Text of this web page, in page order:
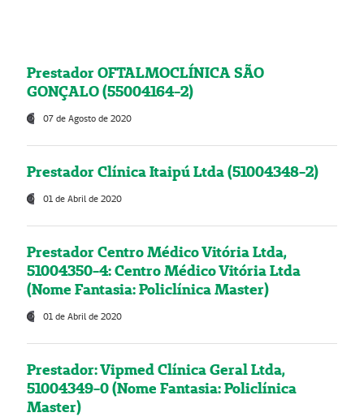
Prestador OFTALMOCLÍNICA SÃO
GONÇALO (55004164-2)
07 de Agosto de 2020
Prestador Clínica Itaipú Ltda (51004348-2)
01 de Abril de 2020
Prestador Centro Médico Vitória Ltda,
51004350-4: Centro Médico Vitória Ltda
(Nome Fantasia: Policlínica Master)
01 de Abril de 2020
Prestador: Vipmed Clínica Geral Ltda,
51004349-0 (Nome Fantasia: Policlínica
Master)